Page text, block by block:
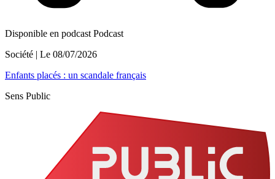
Disponible en podcast Podcast
Société | Le 08/07/2026
Enfants placés : un scandale français
Sens Public